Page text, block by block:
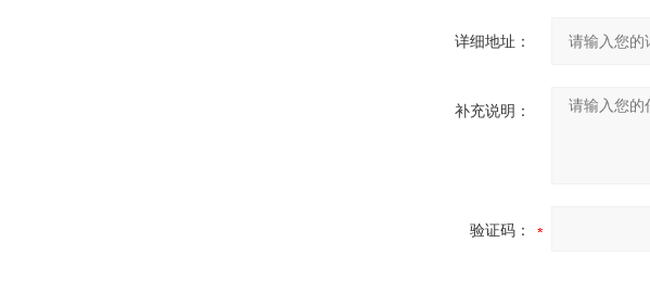
详细地址：
补充说明：
验证码：